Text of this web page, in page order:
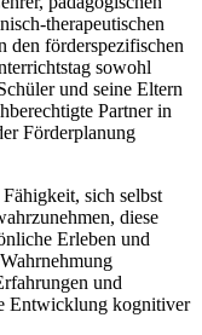
therapeutischen
den förderspezifischen
sowohl
und seine Eltern
Partner in
Förderplanung
sich selbst
diese
Erleben und
und
Entwicklung kognitiver